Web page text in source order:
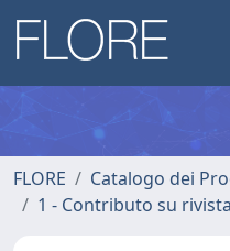
FLORE
Catalogo dei
1 - Contributo su rivista